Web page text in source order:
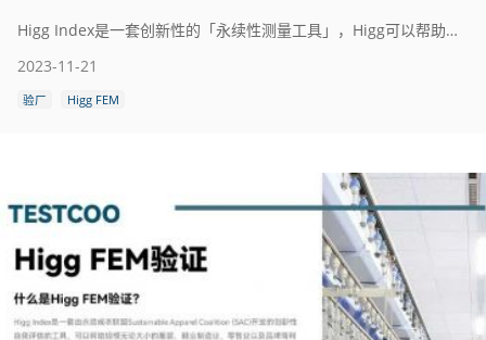
Higg Index是一套创新性的「永续性测量工具」，Higg可以帮助服装业、鞋业、零售业和工厂进行环境和社会责任管理绩效的自我评估，并持续改善。
2023-11-21
验厂 Higg FEM